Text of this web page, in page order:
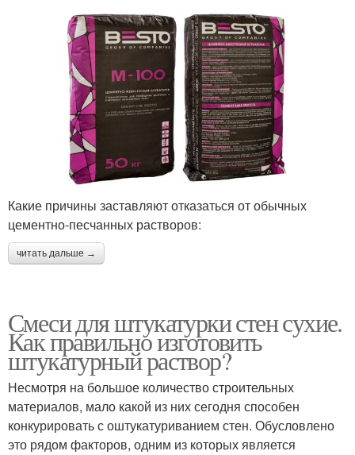
Какие причины заставляют отказаться от обычных
цементно-песчанных растворов:
читать дальше →
Смеси для штукатурки стен сухие.
Как правильно изготовить
штукатурный раствор?
Несмотря на большое количество строительных
материалов, мало какой из них сегодня способен
конкурировать с оштукатуриванием стен. Обусловлено
это рядом факторов, одним из которых является